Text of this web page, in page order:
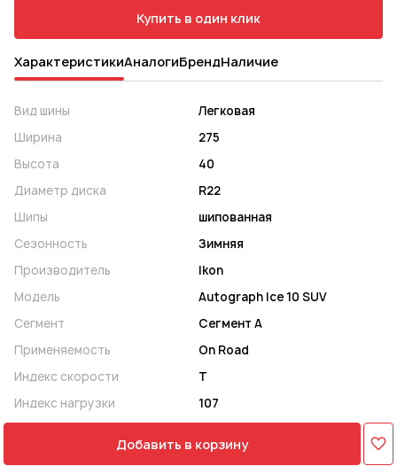
Купить в один клик
ХарактеристикиАналогиБрендНаличие
Вид шины
Легковая
Ширина
275
Высота
40
Диаметр диска
R22
Шипы
шипованная
Сезонность
Зимняя
Производитель
Ikon
Модель
Autograph Ice 10 SUV
Сегмент
Сегмент A
Применяемость
On Road
Индекс скорости
T
Индекс нагрузки
107
Добавить в корзину